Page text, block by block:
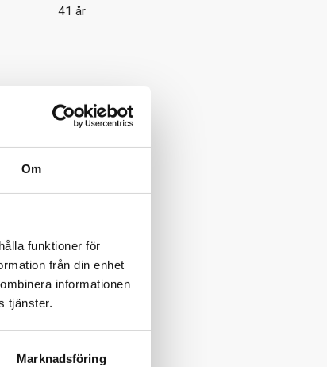
Om
funktioner för
från din enhet
informationen
tjänster.
Marknadsföring
41 år